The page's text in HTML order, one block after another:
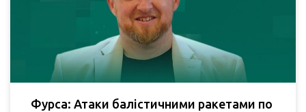
Фурса: Атаки балістичними ракетами по